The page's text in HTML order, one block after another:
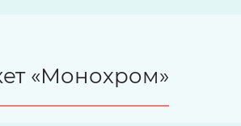
«Монохром»